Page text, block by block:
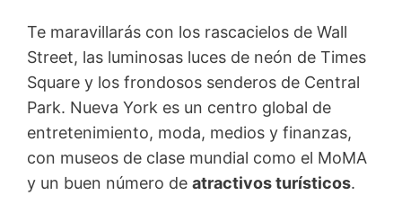
Te maravillarás con los rascacielos de Wall
Street, las luminosas luces de neón de Times
Square y los frondosos senderos de Central
Park. Nueva York es un centro global de
entretenimiento, moda, medios y finanzas,
con museos de clase mundial como el MoMA
y un buen número de atractivos turísticos.